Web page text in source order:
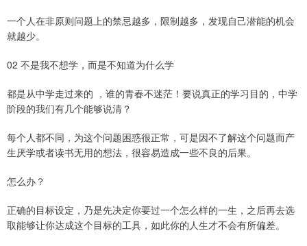
一个人在非原则问题上的禁忌越多，限制越多，发现自己潜能的机会
就越少。
02 不是我不想学，而是不知道为什么学
都是从中学走过来的 ，谁的青春不迷茫！要说真正的学习目的，中学
阶段的我们有几个能够说清？
每个人都不同，为这个问题困惑很正常，可是因不了解这个问题而产
生厌学或者读书无用的想法，很容易造成一些不良的后果。
怎么办？
正确的目标设定，乃是先决定你要过一个怎么样的一生，之后再去选
取能够让你达成这个目标的工具，如此你的人生才不会有所偏差。